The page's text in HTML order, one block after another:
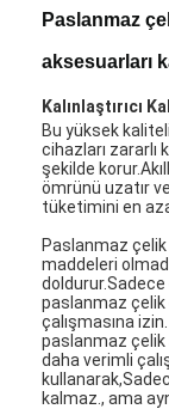
Paslanmaz
aksesuarları
Kalınlaştırıcı
Bu yüksek
cihazları zararlı
şekilde
ömrünü uzatır
tüketimini en
Paslanmaz çelik
maddeleri
paslanmaz çelik
çalışmasına
paslanmaz çelik
daha verimli
kalmaz., ama